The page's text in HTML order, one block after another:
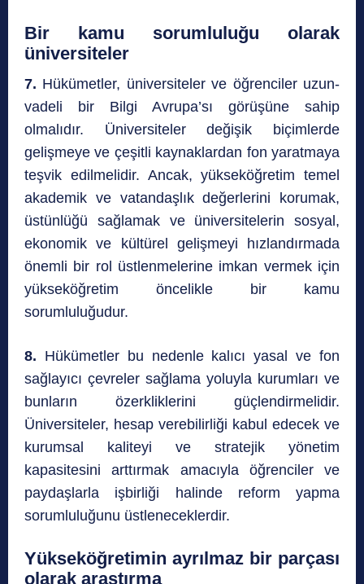
Bir kamu sorumluluğu olarak
üniversiteler
7. Hükümetler, üniversiteler ve öğrenciler uzun-
vadeli bir Bilgi Avrupa’sı görüşüne sahip
olmalıdır. Üniversiteler değişik biçimlerde
gelişmeye ve çeşitli kaynaklardan fon yaratmaya
teşvik edilmelidir. Ancak, yükseköğretim temel
akademik ve vatandaşlık değerlerini korumak,
üstünlüğü sağlamak ve üniversitelerin sosyal,
ekonomik ve kültürel gelişmeyi hızlandırmada
önemli bir rol üstlenmelerine imkan vermek için
yükseköğretim öncelikle bir kamu
sorumluluğudur.
8. Hükümetler bu nedenle kalıcı yasal ve fon
sağlayıcı çevreler sağlama yoluyla kurumları ve
bunların özerkliklerini güçlendirmelidir.
Üniversiteler, hesap verebilirliği kabul edecek ve
kurumsal kaliteyi ve stratejik yönetim
kapasitesini arttırmak amacıyla öğrenciler ve
paydaşlarla işbirliği halinde reform yapma
sorumluluğunu üstleneceklerdir.
Yükseköğretimin ayrılmaz bir parçası
olarak araştırma